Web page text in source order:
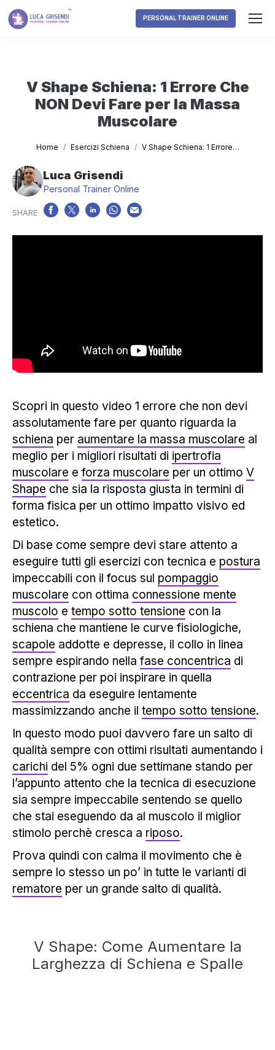
PERSONAL TRAINER ONLINE
V Shape Schiena: 1 Errore Che
NON Devi Fare per la Massa
Muscolare
Tu sei qui:
Home Esercizi Schiena V Shape Schiena: 1 Errore…
Luca Grisendi
Personal Trainer Online
Scopri in questo video 1 errore che non devi
assolutamente fare per quanto riguarda la
schiena per aumentare la massa muscolare al
meglio per i migliori risultati di ipertrofia
muscolare e forza muscolare per un ottimo V
Shape che sia la risposta giusta in termini di
forma fisica per un ottimo impatto visivo ed
estetico.
Di base come sempre devi stare attento a
eseguire tutti gli esercizi con tecnica e postura
impeccabili con il focus sul pompaggio
muscolare con ottima connessione mente
muscolo e tempo sotto tensione con la
schiena che mantiene le curve fisiologiche,
scapole addotte e depresse, il collo in linea
sempre espirando nella fase concentrica di
contrazione per poi inspirare in quella
eccentrica da eseguire lentamente
massimizzando anche il tempo sotto tensione.
In questo modo puoi davvero fare un salto di
qualità sempre con ottimi risultati aumentando i
carichi del 5% ogni due settimane stando per
l’appunto attento che la tecnica di esecuzione
sia sempre impeccabile sentendo se quello
che stai eseguendo da al muscolo il miglior
stimolo perchè cresca a riposo.
Prova quindi con calma il movimento che è
sempre lo stesso un po’ in tutte le varianti di
rematore per un grande salto di qualità.
V Shape: Come Aumentare la
Larghezza di Schiena e Spalle